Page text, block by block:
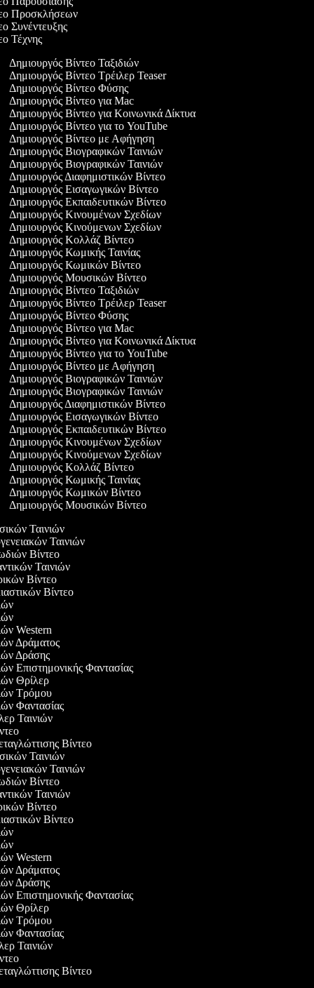
Προσκλήσεων
Συνέντευξης
Τέχνης
Δημιουργός Βίντεο Ταξιδιών
Δημιουργός Βίντεο Τρέιλερ Teaser
Δημιουργός Βίντεο Φύσης
Δημιουργός Βίντεο για Mac
Δημιουργός Βίντεο για Κοινωνικά Δίκτυα
Δημιουργός Βίντεο για το YouTube
Δημιουργός Βίντεο με Αφήγηση
Δημιουργός Βιογραφικών Ταινιών
Δημιουργός Βιογραφικών Ταινιών
Δημιουργός Διαφημιστικών Βίντεο
Δημιουργός Εισαγωγικών Βίντεο
Δημιουργός Εκπαιδευτικών Βίντεο
Δημιουργός Κινουμένων Σχεδίων
Δημιουργός Κινούμενων Σχεδίων
Δημιουργός Κολλάζ Βίντεο
Δημιουργός Κωμικής Ταινίας
Δημιουργός Κωμικών Βίντεο
Δημιουργός Μουσικών Βίντεο
Δημιουργός Βίντεο Ταξιδιών
Δημιουργός Βίντεο Τρέιλερ Teaser
Δημιουργός Βίντεο Φύσης
Δημιουργός Βίντεο για Mac
Δημιουργός Βίντεο για Κοινωνικά Δίκτυα
Δημιουργός Βίντεο για το YouTube
Δημιουργός Βίντεο με Αφήγηση
Δημιουργός Βιογραφικών Ταινιών
Δημιουργός Βιογραφικών Ταινιών
Δημιουργός Διαφημιστικών Βίντεο
Δημιουργός Εισαγωγικών Βίντεο
Δημιουργός Εκπαιδευτικών Βίντεο
Δημιουργός Κινουμένων Σχεδίων
Δημιουργός Κινούμενων Σχεδίων
Δημιουργός Κολλάζ Βίντεο
Δημιουργός Κωμικής Ταινίας
Δημιουργός Κωμικών Βίντεο
Δημιουργός Μουσικών Βίντεο
Ταινιών
Ταινιών
Βίντεο
Ταινιών
Βίντεο
Βίντεο
Western
Δράματος
Δράσης
Επιστημονικής Φαντασίας
Θρίλερ
Τρόμου
Φαντασίας
Ταινιών
Βίντεο
Ταινιών
Ταινιών
Βίντεο
Ταινιών
Βίντεο
Βίντεο
Western
Δράματος
Δράσης
Επιστημονικής Φαντασίας
Θρίλερ
Τρόμου
Φαντασίας
Ταινιών
Βίντεο